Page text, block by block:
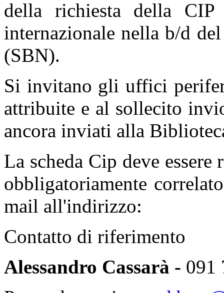
della richiesta della
internazionale nella b/d
(SBN).
Si invitano gli uffici
attribuite e al sollecito
ancora inviati alla
La scheda Cip deve
obbligatoriamente
mail all'indirizzo:
Contatto di riferimento
Alessandro Cassarà - 091